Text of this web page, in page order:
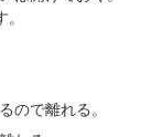
ので離れる。